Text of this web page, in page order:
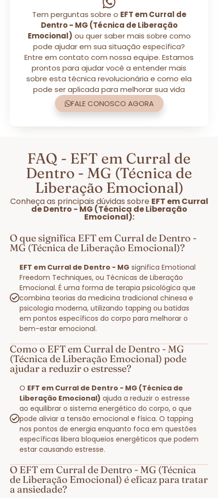
Tem perguntas sobre o EFT em Curral de
Dentro - MG (Técnica de Liberação
Emocional) ou quer saber mais sobre como
pode ajudar em sua situação específica?
Entre em contato com nossa equipe. Estamos
prontos para ajudar você a entender mais
sobre esta técnica revolucionária e como ela
pode ser aplicada para melhorar sua vida
FALE CONOSCO AGORA
FAQ - EFT em Curral de
Dentro - MG (Técnica de
Liberação Emocional)
Conheça as principais dúvidas sobre EFT em Curral
de Dentro - MG (Técnica de Liberação
Emocional):
O que significa EFT em Curral de Dentro -
MG (Técnica de Liberação Emocional)?
EFT em Curral de Dentro - MG significa Emotional
Freedom Techniques, ou Técnicas de Liberação
Emocional. É uma forma de terapia psicológica que
combina teorias da medicina tradicional chinesa e
psicologia moderna, utilizando tapping ou batidas
em pontos específicos do corpo para melhorar o
bem-estar emocional.
Como o EFT em Curral de Dentro - MG
(Técnica de Liberação Emocional) pode
ajudar a reduzir o estresse?
O EFT em Curral de Dentro - MG (Técnica de
Liberação Emocional) ajuda a reduzir o estresse
ao equilibrar o sistema energético do corpo, o que
pode aliviar a tensão emocional e física. O tapping
nos pontos de energia enquanto foca em questões
específicas libera bloqueios energéticos que podem
estar causando estresse.
O EFT em Curral de Dentro - MG (Técnica
de Liberação Emocional) é eficaz para tratar
a ansiedade?